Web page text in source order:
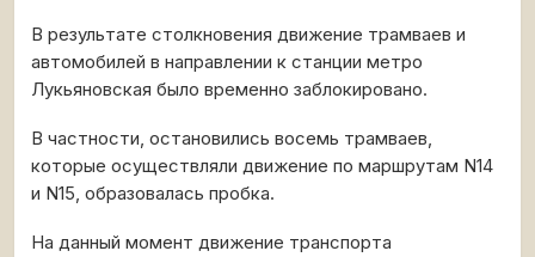
В результате столкновения движение трамваев и
автомобилей в направлении к станции метро
Лукьяновская было временно заблокировано.
В частности, остановились восемь трамваев,
которые осуществляли движение по маршрутам N14
и N15, образовалась пробка.
На данный момент движение транспорта